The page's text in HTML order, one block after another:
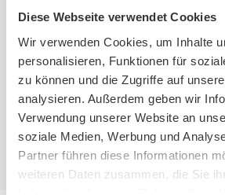
Diese Webseite verwendet Cookies
Wir verwenden Cookies, um Inhalte
personalisieren, Funktionen für
zu können und die Zugriffe auf
analysieren. Außerdem geben wir
Verwendung unserer Website an
soziale Medien, Werbung und
Partner führen diese Informationen
weiteren Daten zusammen, die Sie